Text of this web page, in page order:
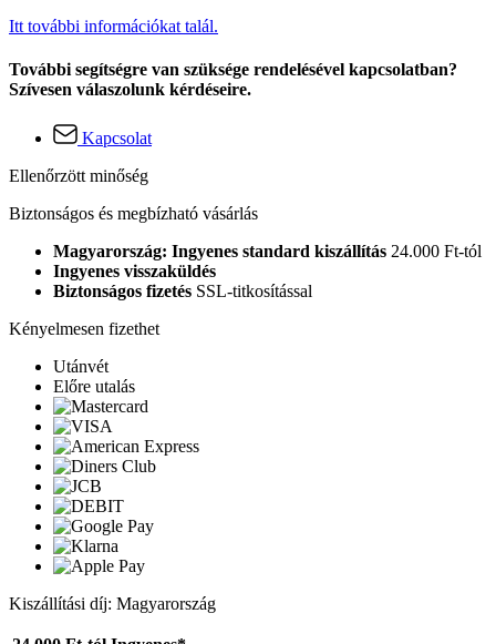
Itt további információkat talál.
További segítségre van szüksége rendelésével kapcsolatban?
Szívesen válaszolunk kérdéseire.
Kapcsolat
Ellenőrzött minőség
Biztonságos és megbízható vásárlás
Magyarország: Ingyenes standard kiszállítás 24.000 Ft-tól
Ingyenes visszaküldés
Biztonságos fizetés SSL-titkosítással
Kényelmesen fizethet
Utánvét
Előre utalás
Kiszállítási díj: Magyarország